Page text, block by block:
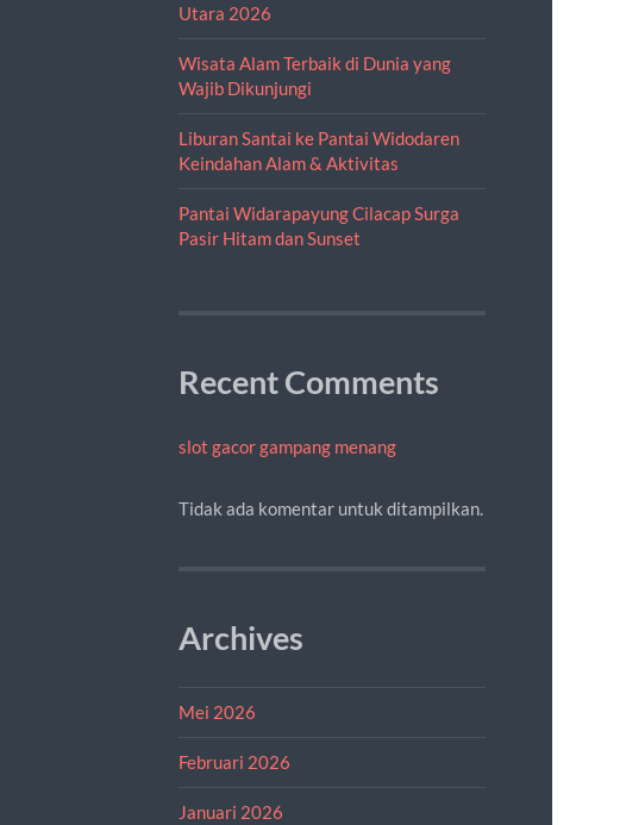
Utara 2026
Wisata Alam Terbaik di Dunia yang
Wajib Dikunjungi
Liburan Santai ke Pantai Widodaren
Keindahan Alam & Aktivitas
Pantai Widarapayung Cilacap Surga
Pasir Hitam dan Sunset
Recent Comments
slot gacor gampang menang
Tidak ada komentar untuk ditampilkan.
Archives
Mei 2026
Februari 2026
Januari 2026